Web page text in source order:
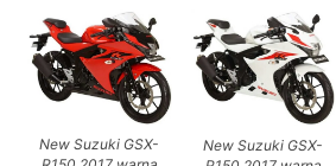
New Suzuki GSX-
New Suzuki GSX-